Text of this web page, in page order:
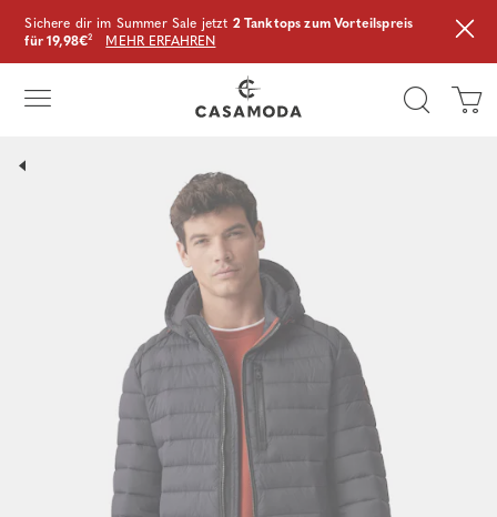
Sichere dir im Summer Sale jetzt 2 Tanktops zum Vorteilspreis
für 19,98€² MEHR ERFAHREN